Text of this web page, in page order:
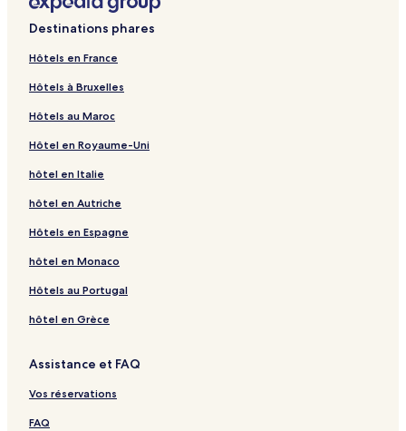
Destinations phares
Hôtels en France
Hôtels à Bruxelles
Hôtels au Maroc
Hôtel en Royaume-Uni
hôtel en Italie
hôtel en Autriche
Hôtels en Espagne
hôtel en Monaco
Hôtels au Portugal
hôtel en Grèce
Assistance et FAQ
Vos réservations
FAQ